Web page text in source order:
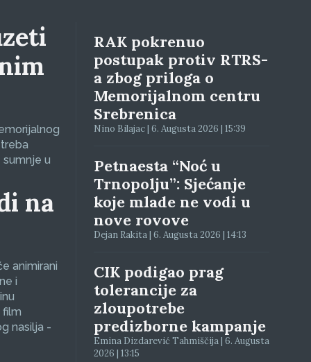
u
na
animirani
i
film
nasilja -
RAK pokrenuo
postupak protiv RTRS-
a zbog priloga o
Memorijalnom centru
Srebrenica
Nino Bilajac | 6. Augusta 2026 | 15:39
Petnaesta “Noć u
Trnopolju”: Sjećanje
koje mlade ne vodi u
nove rovove
Dejan Rakita | 6. Augusta 2026 | 14:13
CIK podigao prag
tolerancije za
zloupotrebe
predizborne kampanje
Emina Dizdarević Tahmiščija | 6. Augusta
2026 | 13:15